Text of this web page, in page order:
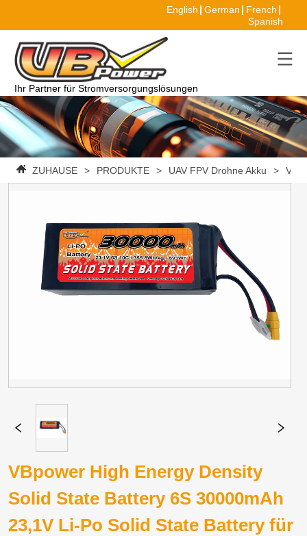
English German
French
Spanish
Ihr Partner für Stromversorgungslösungen
ZUHAUSE > PRODUKTE > UAV FPV Drohne Akku >
VBpower High Energy Density
Solid State Battery 6S 30000mAh
23,1V Li-Po Solid State Battery für